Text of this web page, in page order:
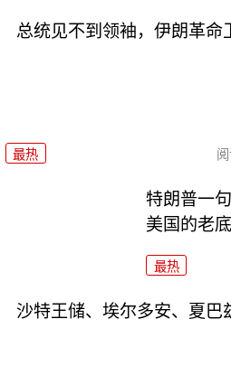
总统见不到领袖，伊朗革命
最热
特朗普一
美国的老底
最热
沙特王储、埃尔多安、夏巴